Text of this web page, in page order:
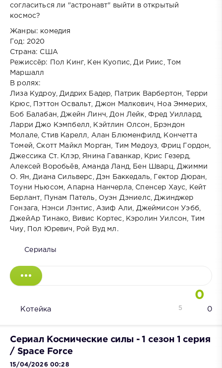
согласиться ли "астронавт" выйти в открытый
космос?
Жанры: комедия
Год: 2020
Страна: США
Режиссёр: Пол Кинг, Кен Куопис, Ди Риис, Том
Маршалл
В ролях:
Лиза Кудроу, Дидрих Бадер, Патрик Варбертон, Терри
Крюс, Пэттон Освальт, Джон Малкович, Ноа Эммерих,
Боб Балабан, Джейн Линч, Дон Лейк, Фред Уиллард,
Ларри Джо Кэмпбелл, Кэйтлин Олсон, Брэндон
Молале, Стив Карелл, Алан Блюменфилд, Кончетта
Томей, Скотт Майкл Морган, Тим Медоуз, Фриц Гордон,
Джессика Ст. Клэр, Янина Гаванкар, Крис Гезерд,
Алексей Воробьёв, Аманда Ланд, Бен Шварц, Джимми
О. Ян, Диана Сильверс, Дэн Баккедаль, Гектор Дюран,
Тоуни Ньюсом, Апарна Нанчерла, Спенсер Хаус, Кейт
Берлант, Пунам Патель, Оуэн Дэниелс, Джинджер
Гонзага, Нэнси Лэнтис, Азиф Али, Джеймисон Уэбб,
ДжейАр Тинако, Вивис Кортес, Кэролин Уилсон, Тим
Чиу, Пол Юревич, Рой Вуд мл.
Сериалы
0
Котейка 0
5
Сериал Космические силы - 1 сезон 1 серия
/ Space Force
15/04/2026 00:28